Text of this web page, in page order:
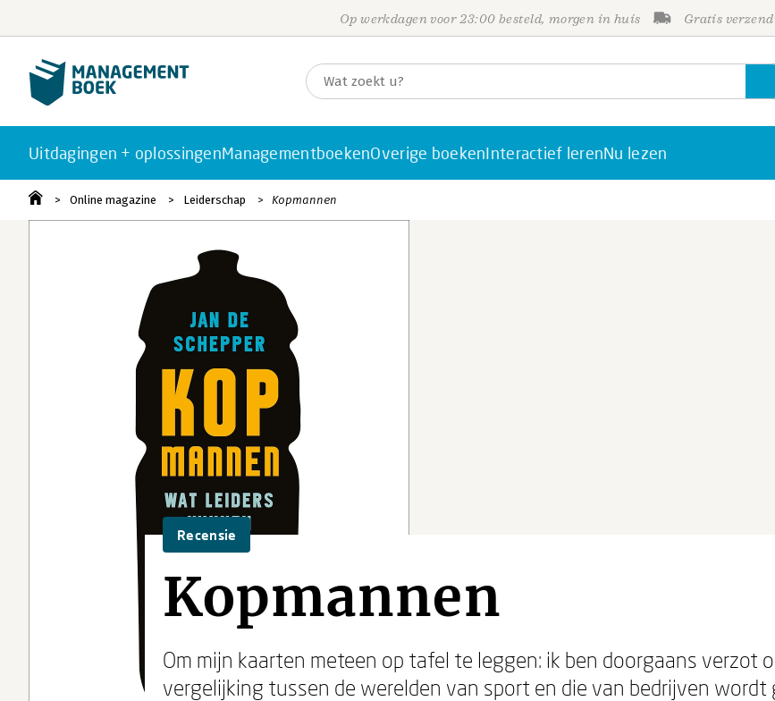
Op werkdagen voor 23:00 besteld, morgen in huis Gratis
Uitdagingen + oplossingenManagementboekenOverige boekenInteractief lerenNu lezen
Online magazine Leiderschap Kopmannen
Recensie
Kopmannen
Om mijn kaarten meteen op tafel te leggen: ik ben doorgaans verzot
vergelijking tussen de werelden van sport en die van bedrijven wordt